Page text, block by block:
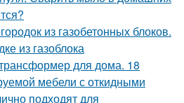
из газобетонных блоков.
из газоблока
для дома. 18
мебели с откидными
подходят для